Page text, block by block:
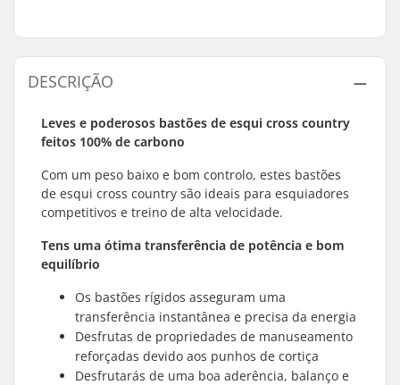
DESCRIÇÃO
Leves e poderosos bastões de esqui cross country
feitos 100% de carbono
Com um peso baixo e bom controlo, estes bastões
de esqui cross country são ideais para esquiadores
competitivos e treino de alta velocidade.
Tens uma ótima transferência de potência e bom
equilíbrio
Os bastões rígidos asseguram uma
transferência instantânea e precisa da energia
Desfrutas de propriedades de manuseamento
reforçadas devido aos punhos de cortiça
Desfrutarás de uma boa aderência, balanço e